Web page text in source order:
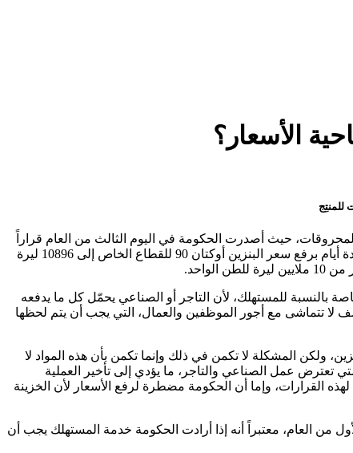
حيث أصدرت الحكومة في اليوم الثالث من العام قراراً
برفع سعر مبيع ليتر المازوت لجميع الآليات العاملة على المادة باستثناء وسائط النقل العامة والجرارات الزراعية إلى 11880 ليرة، لتقوم بعد عدة أيام برفع سعر البنزين أوكتان 90 للقطاع الخاص إلى 10896 ليرة
للمستهلك، لأن التاجر أو الصناعي يحمّل كل ما يدفعه
لا تتماشى مع أجور الموظفين والعمال، التي يجب أن يتم لحظها
ولكن المشكلة لا تكمن في ذلك وإنما تكمن بأن هذه المواد لا
تعترض عمل الصناعي والتاجر، ما يؤدي إلى تأخير العملية
القرارات، وإما أن الحكومة مضطرة لرفع الأسعار لأن الخزينة
من العام، معتبراً أنه إذا أرادت الحكومة خدمة المستهلك يجب أن